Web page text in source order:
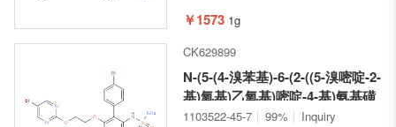
￥1573 1g
CK629899
N-(5-(4-溴苯基)-6-(2-((5-溴嘧啶-2-
基)氧基)乙氧基)嘧啶-4-基)氨基磺
酰胺
1103522-45-7 99% Inquiry